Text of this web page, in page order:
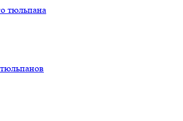
тюльпана